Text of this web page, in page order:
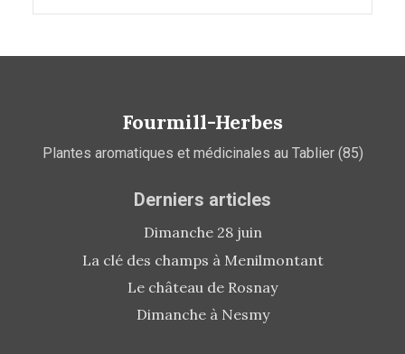
Fourmill-Herbes
Plantes aromatiques et médicinales au Tablier (85)
Derniers articles
Dimanche 28 juin
La clé des champs à Menilmontant
Le château de Rosnay
Dimanche à Nesmy